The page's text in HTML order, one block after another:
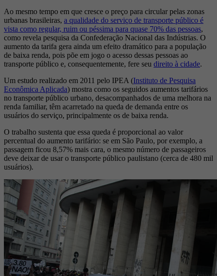
Ao mesmo tempo em que cresce o preço para circular pelas zonas
urbanas brasileiras, a qualidade do serviço de transporte público é
vista como regular, ruim ou péssima para quase 70% das pessoas,
como revela pesquisa da Confederação Nacional das Indústrias. O
aumento da tarifa gera ainda um efeito dramático para a população
de baixa renda, pois põe em jogo o acesso dessas pessoas ao
transporte público e, consequentemente, fere seu direito à cidade.
Um estudo realizado em 2011 pelo IPEA (Instituto de Pesquisa
Econômica Aplicada) mostra como os seguidos aumentos tarifários
no transporte público urbano, desacompanhados de uma melhora na
renda familiar, têm acarretado na queda de demanda entre os
usuários do serviço, principalmente os de baixa renda.
O trabalho sustenta que essa queda é proporcional ao valor
percentual do aumento tarifário: se em São Paulo, por exemplo, a
passagem ficou 8,57% mais cara, o mesmo número de passageiros
deve deixar de usar o transporte público paulistano (cerca de 480 mil
usuários).